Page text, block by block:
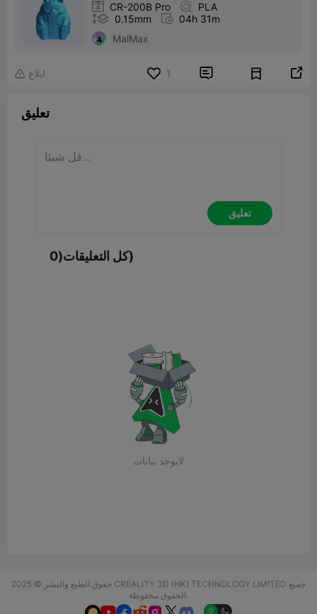
 CR-200B Pro  PLA
 0.15mm  04h 31m
MalMax
 ابلاغ 1  
تعليق
تعليق
كل التعليقات(0)
لايوجد بيانات
حقوق الطبع والنشر © 2025 CREALITY 3D (HK) TECHNOLOGY LIMITED جميع
الحقوق محفوظة.
